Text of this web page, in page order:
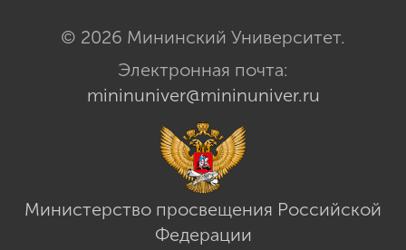
© 2026 Мининский Университет.
Электронная почта:
mininuniver@mininuniver.ru
Министерство просвещения Российской
Федерации